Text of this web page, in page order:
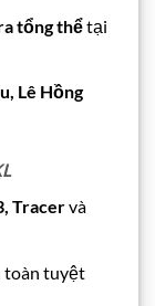
tổng thểtại
Lê Hồng
Tracervà
toàn tuyệt